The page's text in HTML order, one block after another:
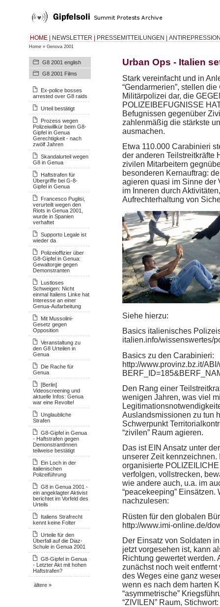
HOME NEWSLETTER PRESSEMITTEILUNGEN
Home » Genova 2001
G8 2001 english
G8 2001 Films
Ex-police bosses
arrested over G8 raids
Urteil bestätigt
Prozess wegen
Polizeiwillkür beim G8-
Gipfel in Genua
Gerechtigkeit - nach
zwölf Jahren
Skandalurteil wegen
G8 in Genua
Haftstrafen für
Übergriffe bei G-8-
Gipfel in Genua
Francesco Puglisi,
verurteilt wegen den
Riots in Genua 2001,
wurde in Spanien
verhaftet
Supporto Legale ist
wieder da
Polizeioffizier über
G8-Gipfel in Genua:
Gewaltorgie gegen
Demonstranten
Lustloses
Schweigen: Nicht
einmal Italiens Linke hat
Interesse an einer
Genua-Aufarbeitung
Mit Mussolini-
Gesetz gegen
Opposition
Veranstaltung zu
den G8 Urteilen in
Genua
Die Rache für
Genua
[Berlin]
Videoscreening und
aktuelle Infos: Genua
war eine Revolte!
Unglaubliche
Strafen
G8-Gipfel in Genua
- Haftstrafen gegen
DemonstrantInnen
teilweise bestätigt
Ein Loch in der
italienischen
Polizeiführung
G8 in Genua 2001 -
ein angeklagter Aktivist
berichtet im Vorfeld des
Urteils
Italiens Strafrecht
kennt keine Folter
Urteile für den
Überfall auf die Diaz-
Schule in Genua 2001
G8-Gipfel in Genua
- Letzter Akt mit hohen
Haftstrafen?
ältere »
Urban Ops - Italien
Stark vereinfacht und in
“Gendarmerien”, stellen
Militärpolizei dar, die
POLIZEIBEFUGNISSE HAT
Befugnissen gegenüber
zahlenmäßig die stärkste
ausmachen.
Etwa 110.000 Carabinieri
der anderen Teilstreitkräfte
zivilen Mitarbeitern
besonderen Kernauftrag:
agieren quasi im Sinne der
im Inneren durch
Aufrechterhaltung von
Siehe hierzu:
Basics italienisches
italien.info/wissenswertes/
Basics zu den Carabinieri:
http://www.provinz.bz.it/ABI /
Den Rang einer
wenigen Jahren, was viel
Auslandsmissionen zu tun
Schwerpunkt
“zivilen” Raum agieren.
Das ist EIN Ansatz unter
unserer Zeit
organisierte POLIZEILICHE
verfolgen, vollstrecken,
wie andere auch, u.a. im
“peacekeeping” Einsätzen.
nachzulesen:
Rüsten für den globalen
http://www.imi-online.de/
Der Einsatz von Soldaten
jetzt vorgesehen ist, kann
Richtung gewertet werden.
zunächst noch weit
des Weges eine ganz
wenn es nach dem harten
“asymmetrische”
“ZIVILEN” Raum, Stichwort: